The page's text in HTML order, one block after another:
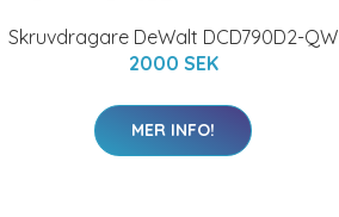
Skruvdragare DeWalt DCD790D2-QW
2000 SEK
MER INFO!